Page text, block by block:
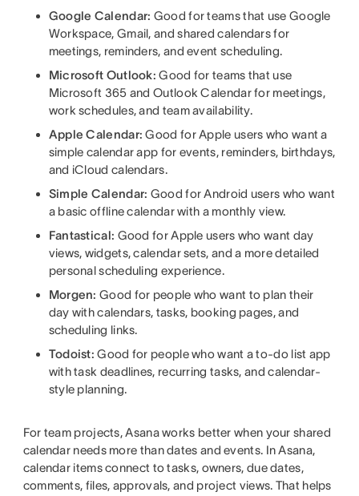
Google Calendar: Good for teams that use Google
Workspace, Gmail, and shared calendars for
meetings, reminders, and event scheduling.
Microsoft Outlook: Good for teams that use
Microsoft 365 and Outlook Calendar for meetings,
work schedules, and team availability.
Apple Calendar: Good for Apple users who want a
simple calendar app for events, reminders, birthdays,
and iCloud calendars.
Simple Calendar: Good for Android users who want
a basic offline calendar with a monthly view.
Fantastical: Good for Apple users who want day
views, widgets, calendar sets, and a more detailed
personal scheduling experience.
Morgen: Good for people who want to plan their
day with calendars, tasks, booking pages, and
scheduling links.
Todoist: Good for people who want a to-do list app
with task deadlines, recurring tasks, and calendar-
style planning.
For team projects, Asana works better when your shared
calendar needs more than dates and events. In Asana,
calendar items connect to tasks, owners, due dates,
comments, files, approvals, and project views. That helps